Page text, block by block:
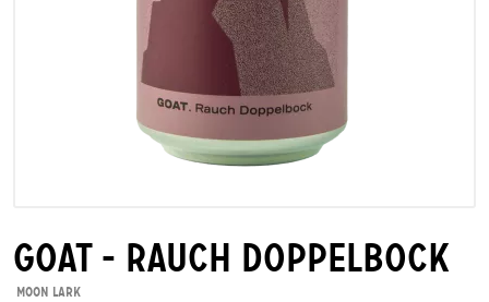
goat - rauch doppelbock
Moon Lark